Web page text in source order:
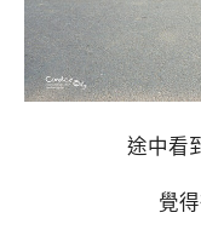
途中看
覺